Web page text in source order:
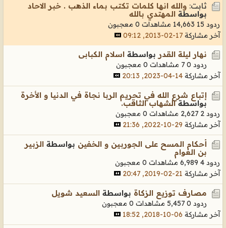
ثابت: والله انها كلمات تكتب بماء الذهب . خبر الاحاد
بواسطة المهتدي بالله
ردود 15 14,663 مشاهدات
0 معجبون
آخر مشاركة 17-02-2013, 09:12
نهار ليلة القدر بواسطة اسلام الكبابى
ردود 0 7 مشاهدات
0 معجبون
آخر مشاركة 14-04-2023, 20:13
إتباع شرع الله في تحريم الربا نجاة في الدنيا و الأخرة
بواسطةالشهاب الثاقب.
ردود 2 2,627 مشاهدات
0 معجبون
آخر مشاركة 29-10-2022, 21:36
أحكام المسح على الجوربين و الخفين بواسطة الزبير
بن العوام
ردود 4 6,989 مشاهدات
0 معجبون
آخر مشاركة 21-02-2019, 20:47
مصارف توزيع الزكاة بواسطة السعيد شويل
ردود 0 5,457 مشاهدات
0 معجبون
آخر مشاركة 06-10-2018, 18:52